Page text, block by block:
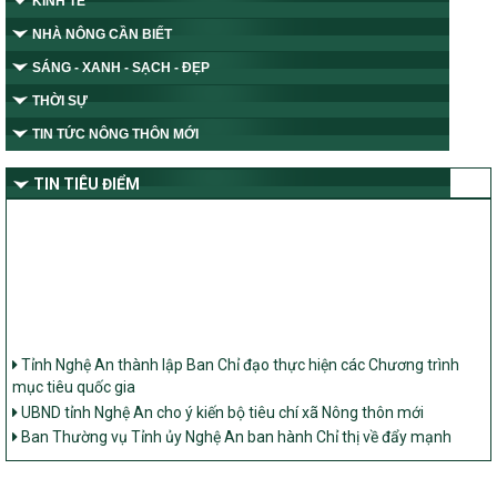
NHÀ NÔNG CẦN BIẾT
SÁNG - XANH - SẠCH - ĐẸP
THỜI SỰ
TIN TỨC NÔNG THÔN MỚI
TIN TIÊU ĐIỂM
Tỉnh Nghệ An thành lập Ban Chỉ đạo thực hiện các Chương trình
mục tiêu quốc gia
UBND tỉnh Nghệ An cho ý kiến bộ tiêu chí xã Nông thôn mới
Ban Thường vụ Tỉnh ủy Nghệ An ban hành Chỉ thị về đẩy mạnh
thực hiện Chương trình mục tiêu quốc gia xây dựng nông thôn mới,